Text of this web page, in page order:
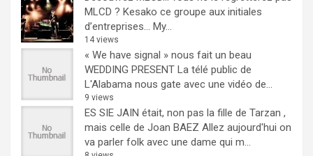
MLCD ? Kesako ce groupe aux initiales
d’entreprises… My...
14 views
« We have signal » nous fait un beau
WEDDING PRESENT La télé public de
L'Alabama nous gate avec une vidéo de...
9 views
ES SIE JAIN était, non pas la fille de Tarzan ,
mais celle de Joan BAEZ Allez aujourd'hui on
va parler folk avec une dame qui m...